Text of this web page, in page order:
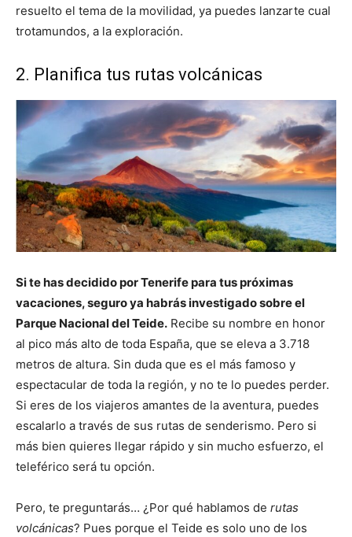
resuelto el tema de la movilidad, ya puedes lanzarte cual
trotamundos, a la exploración.
2. Planifica tus rutas volcánicas
Si te has decidido por Tenerife para tus próximas
vacaciones, seguro ya habrás investigado sobre el
Parque Nacional del Teide. Recibe su nombre en honor
al pico más alto de toda España, que se eleva a 3.718
metros de altura. Sin duda que es el más famoso y
espectacular de toda la región, y no te lo puedes perder.
Si eres de los viajeros amantes de la aventura, puedes
escalarlo a través de sus rutas de senderismo. Pero si
más bien quieres llegar rápido y sin mucho esfuerzo, el
teleférico será tu opción.
Pero, te preguntarás… ¿Por qué hablamos de rutas
volcánicas? Pues porque el Teide es solo uno de los